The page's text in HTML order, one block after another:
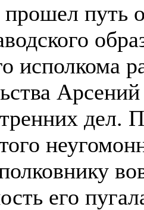
путь
исполкома
дел.
его